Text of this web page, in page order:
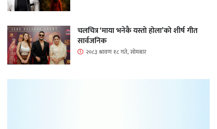
चलचित्र ‘माया भनेकै यस्तो होला’को शीर्ष गीत
सार्वजनिक
२०८३ श्रावण १८ गते, सोमबार